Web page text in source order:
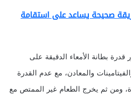
صحيحة يساعد على استقامة
بطانة الأمعاء الدقيقة على
والمعادن، مع عدم القدرة
ومن ثم يخرج الطعام غير الممتص مع